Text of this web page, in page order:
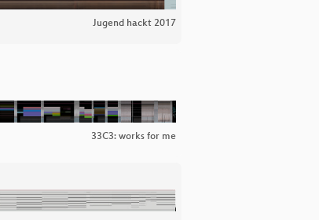
Jugend hackt 2017
33C3: works for me